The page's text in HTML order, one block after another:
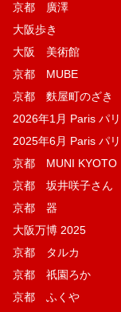
京都 廣澤
大阪歩き
大阪 美術館
京都 MUBE
京都 麩屋町のざき
2026年1月 Paris パリ
2025年6月 Paris パリ
京都 MUNI KYOTO
京都 坂井咲子さん
京都 器
大阪万博 2025
京都 タルカ
京都 祇園ろか
京都 ふくや